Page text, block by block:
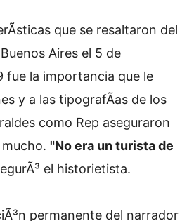
que se resaltaron del
Aires el 5 de
fue la importancia que le
y a las tipografÃ­as de los
como Rep aseguraron
"No era un turista de
el historietista.
permanente del narrador